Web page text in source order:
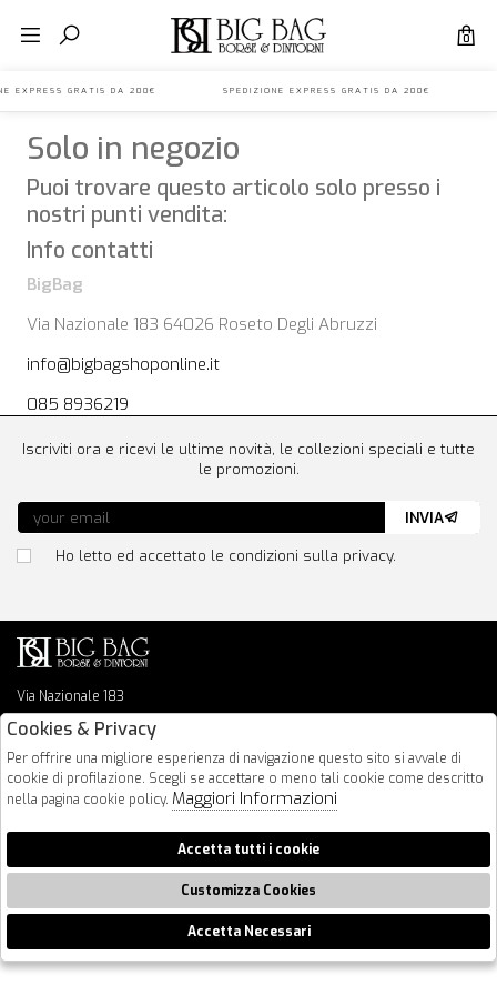
0
EXPRESS GRATIS DA 200€ SPEDIZIONE EXPRESS GRATIS DA
Solo in negozio
Puoi trovare questo articolo solo presso i
nostri punti vendita:
Info contatti
BigBag
Via Nazionale 183 64026 Roseto Degli Abruzzi
info@bigbagshoponline.it
085 8936219
Via Nazionale 183
64026 Roseto Degli Abruzzi
info@bigbagshoponline.it
follow us
Iscriviti ora e ricevi le ultime novità, le collezioni speciali e tutte
le promozioni.
Ho letto ed accettato le condizioni sulla privacy.
INVIA
2026 BigBag - P.iva : 00916940679 Powered by
🍪
Cookies & Privacy
Per offrire una migliore esperienza di navigazione questo sito si avvale di
cookie di profilazione. Scegli se accettare o meno tali cookie come descritto
nella pagina cookie policy. Maggiori Informazioni
Accetta tutti i cookie
Customizza Cookies
Accetta Necessari